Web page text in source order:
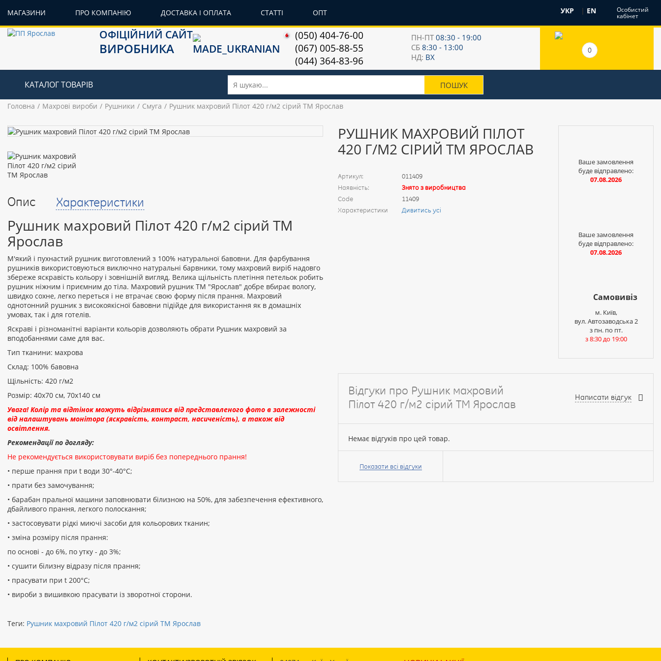
МАГАЗИНИ ПРО КОМПАНІЮ ДОСТАВКА І ОПЛАТА СТАТТІ ОПТ УКР | EN Особистий
кабінет
ОФІЦІЙНИЙ САЙТ
ВИРОБНИКА
(050) 404-76-00
(067) 005-88-55
(044) 364-83-96
ПН-ПТ08:30 - 19:00
СБ8:30 - 13:00
НД: ВХ
0
КАТАЛОГ ТОВАРІВ
Головна Махрові вироби Рушники Смуга Рушник махровий Пілот 420 г/м2 сірий ТМ Ярослав
Опис Характеристики
Рушник махровий Пілот 420 г/м2 сірий ТМ
Ярослав
М'який і пухнастий рушник виготовлений з 100% натуральної бавовни. Для фарбування
рушників використовуються виключно натуральні барвники, тому махровий виріб надовго
збереже яскравість кольору і зовнішній вигляд. Велика щільність плетіння петельок робить
рушник ніжним і приємним до тіла. Махровий рушник ТМ "Ярослав" добре вбирає вологу,
швидко сохне, легко переться і не втрачає свою форму після прання. Махровий
однотонний рушник з високоякісної бавовни підійде для використання як в домашніх
умовах, так і для готелів.
Яскраві і різноманітні варіанти кольорів дозволяють обрати Рушник махровий за
вподобаннями саме для вас.
Тип тканини: махрова
Склад: 100% бавовна
Щільність: 420 г/м2
Розмір: 40х70 см, 70х140 см
Увага! Колір та відтінок можуть відрізнятися від представленого фото в залежності
від налаштувань монітора (яскравість, контраст, насиченість), а також від
освітлення.
Рекомендації по догляду:
Не рекомендується використовувати виріб без попереднього прання!
• перше прання при t води 30°-40°C;
• прати без замочування;
• барабан пральної машини заповнювати білизною на 50%, для забезпечення ефективного,
дбайливого прання, легкого полоскання;
• застосовувати рідкі миючі засоби для кольорових тканин;
• зміна розміру після прання:
по основі - до 6%, по утку - до 3%;
• сушити білизну відразу після прання;
• прасувати при t 200°С;
• вироби з вишивкою прасувати із зворотної сторони.
РУШНИК МАХРОВИЙ ПІЛОТ
420 Г/М2 СІРИЙ ТМ ЯРОСЛАВ
Артикул:
011409
Наявність:
Знято з виробництва
Code
11409
Характеристики
Дивитись усі
Ваше замовлення
буде відправлено:
07.08.2026
Ваше замовлення
буде відправлено:
07.08.2026
Самовивіз
м. Київ,
вул. Автозаводська 2
з пн. по пт.
з 8:30 до 19:00
Відгуки про Рушник махровий
Пілот 420 г/м2 сірий ТМ Ярослав
Написати відгук
Немає відгуків про цей товар.
Ваше
Показати всі відгуки
Теги: Рушник махровий Пілот 420 г/м2 сірий ТМ Ярослав